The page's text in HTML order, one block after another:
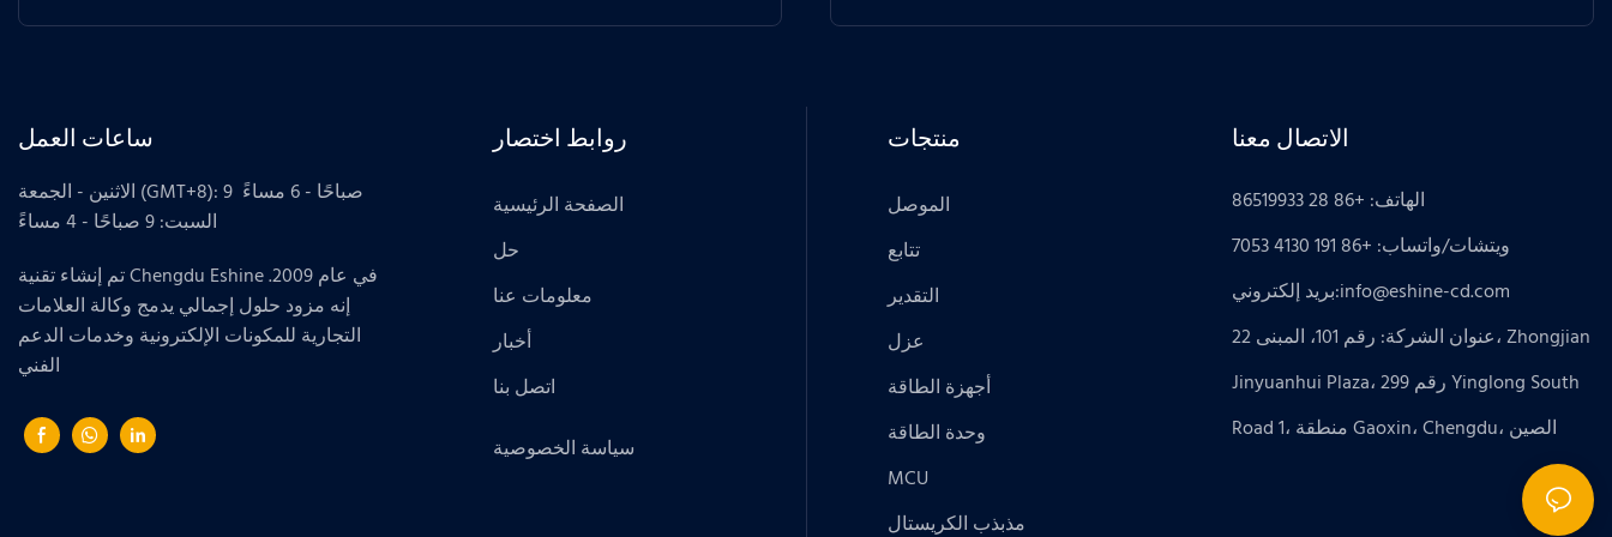
ساعات العمل
الاثنين - الجمعة (GMT+8): 9 صباحًا - 6 مساءً
السبت: 9 صباحًا - 4 مساءً
تم إنشاء تقنية Chengdu Eshine في عام 2009.
إنه مزود حلول إجمالي يدمج وكالة العلامات
التجارية للمكونات الإلكترونية وخدمات الدعم
روابط اختصار
الصفحة الرئيسية
حل
معلومات عنا
أخبار
اتصل بنا
سياسة الخصوصية
منتجات
الموصل
تتابع
التقدير
عزل
أجهزة الطاقة
وحدة الطاقة
MCU
مذبذب الكريستال
الاتصال معنا
الهاتف: +86 28 86519933
ويتشات/واتساب: +86 191 4130 7053
بريد إلكتروني:info@eshine-cd.com
عنوان الشركة: رقم 101، المبنى 22، Zhongjian
Jinyuanhui Plaza، رقم 299 Yinglong South
Road 1، منطقة Gaoxin، Chengdu، الصين